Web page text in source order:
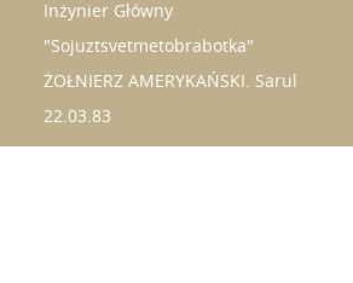
Inżynier Główny
"Sojuztsvetmetobrabotka"
ŻOŁNIERZ AMERYKAŃSKI. Sarul
22.03.83